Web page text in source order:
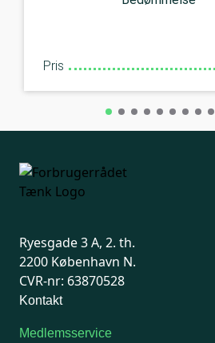
Pris
Ryesgade 3 A, 2. th.
2200 København N.
CVR-nr: 63870528
Kontakt
Medlemsservice